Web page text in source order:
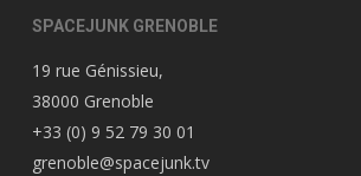
SPACEJUNK GRENOBLE
19 rue Génissieu,
38000 Grenoble
+33 (0) 9 52 79 30 01
grenoble@spacejunk.tv